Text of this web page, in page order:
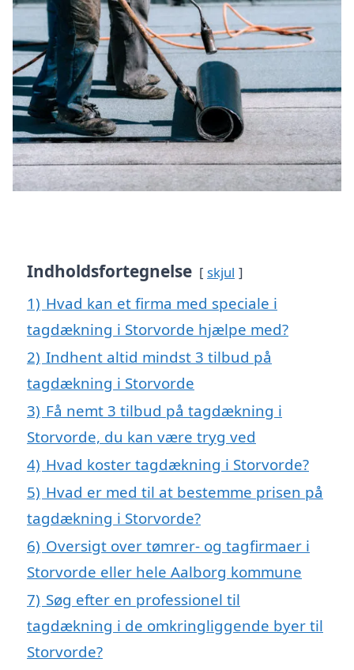
Indholdsfortegnelse skjul
1) Hvad kan et firma med speciale i
tagdækning i Storvorde hjælpe med?
2) Indhent altid mindst 3 tilbud på
tagdækning i Storvorde
3) Få nemt 3 tilbud på tagdækning i
Storvorde, du kan være tryg ved
4) Hvad koster tagdækning i Storvorde?
5) Hvad er med til at bestemme prisen på
tagdækning i Storvorde?
6) Oversigt over tømrer- og tagfirmaer i
Storvorde eller hele Aalborg kommune
7) Søg efter en professionel til
tagdækning i de omkringliggende byer til
Storvorde?